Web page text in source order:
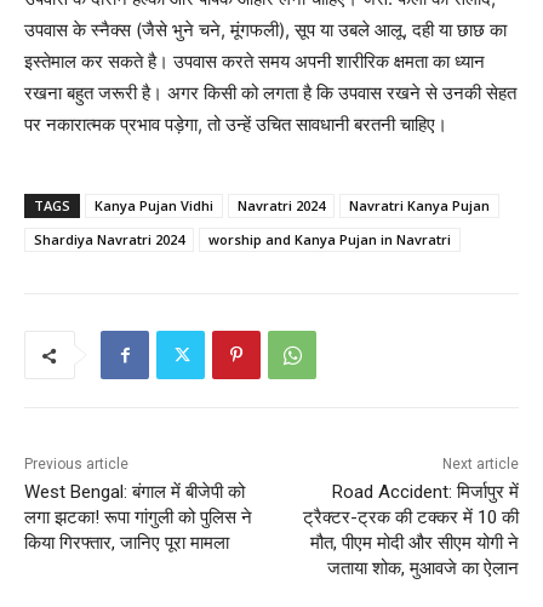
उपवास के स्नैक्स (जैसे भुने चने, मूंगफली), सूप या उबले आलू, दही या छाछ का
इस्तेमाल कर सकते है। उपवास करते समय अपनी शारीरिक क्षमता का ध्यान
रखना बहुत जरूरी है। अगर किसी को लगता है कि उपवास रखने से उनकी सेहत
पर नकारात्मक प्रभाव पड़ेगा, तो उन्हें उचित सावधानी बरतनी चाहिए।
TAGS Kanya Pujan Vidhi Navratri 2024
Navratri Kanya Pujan
Shardiya Navratri 2024
worship and Kanya Pujan in Navratri
Previous article
West Bengal: बंगाल में बीजेपी को
लगा झटका! रूपा गांगुली को पुलिस ने
किया गिरफ्तार, जानिए पूरा मामला
Next article
Road Accident: मिर्जापुर में
ट्रैक्टर-ट्रक की टक्कर में 10 की
मौत, पीएम मोदी और सीएम योगी ने
जताया शोक, मुआवजे का ऐलान